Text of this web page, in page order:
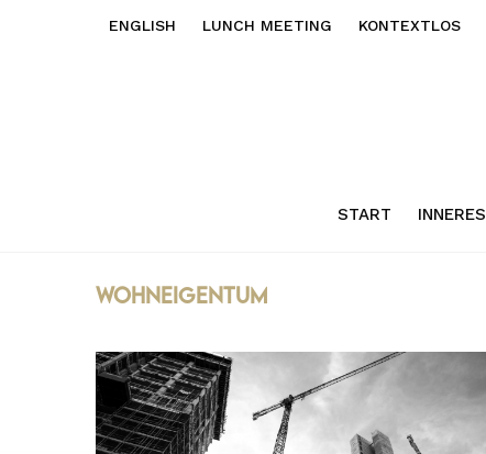
ENGLISH LUNCH MEETING KONTEXTLOS
START INNERES
wohneigentum